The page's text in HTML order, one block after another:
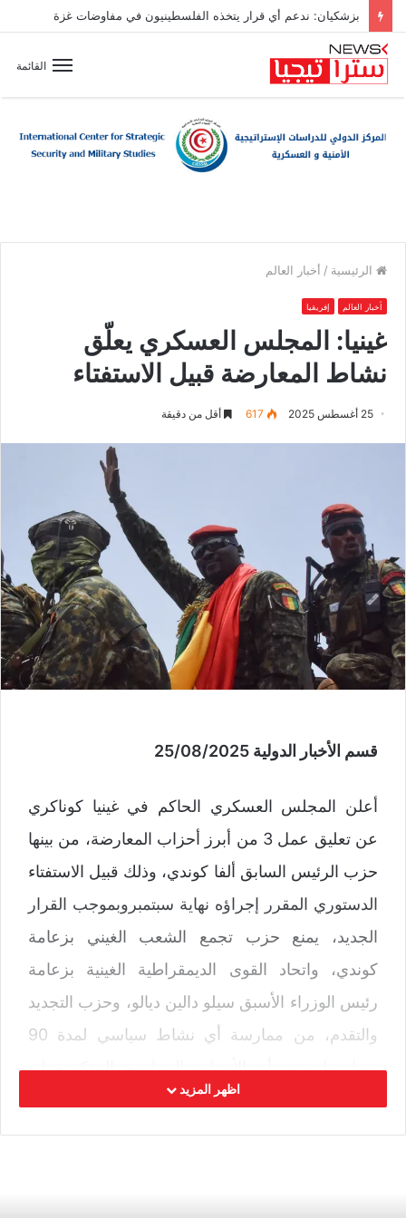
بزشكيان: ندعم أي قرار يتخذه الفلسطينيون في مفاوضات غزة
القائمة
الرئيسية / أخبار العالم
أخبار العالم إفريقيا
غينيا: المجلس العسكري يعلّق
نشاط المعارضة قبيل الاستفتاء
25 أغسطس 2025 617 أقل من دقيقة
قسم الأخبار الدولية 25/08/2025
أعلن المجلس العسكري الحاكم في غينيا كوناكري
عن تعليق عمل 3 من أبرز أحزاب المعارضة، من بينها
حزب الرئيس السابق ألفا كوندي، وذلك قبيل الاستفتاء
الدستوري المقرر إجراؤه نهاية سبتمبروبموجب القرار
الجديد، يمنع حزب تجمع الشعب الغيني بزعامة
كوندي، واتحاد القوى الديمقراطية الغينية بزعامة
رئيس الوزراء الأسبق سيلو دالين ديالو، وحزب التجديد
والتقدم، من ممارسة أي نشاط سياسي لمدة 90
يوما، ما يعني أن الأحزاب السياسية المذكورة لن
تشارك في وقائع حملة الدستور القادمة.
اظهر المزيد